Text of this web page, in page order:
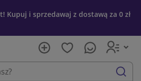
Kupuj i sprzedawaj z dostawą za 0 zł
szukaj